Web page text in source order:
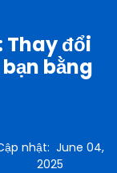
Thay đổi
bằng
nhật: June 04,
2025